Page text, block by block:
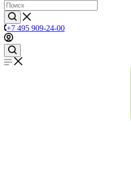
+7 495 909-24-00